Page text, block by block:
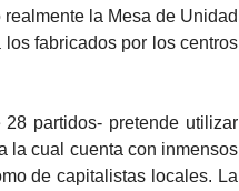
la Mesa de Unidad
fabricados por los centros
partidos- pretende utilizar
la cual cuenta con inmensos
de capitalistas locales. La